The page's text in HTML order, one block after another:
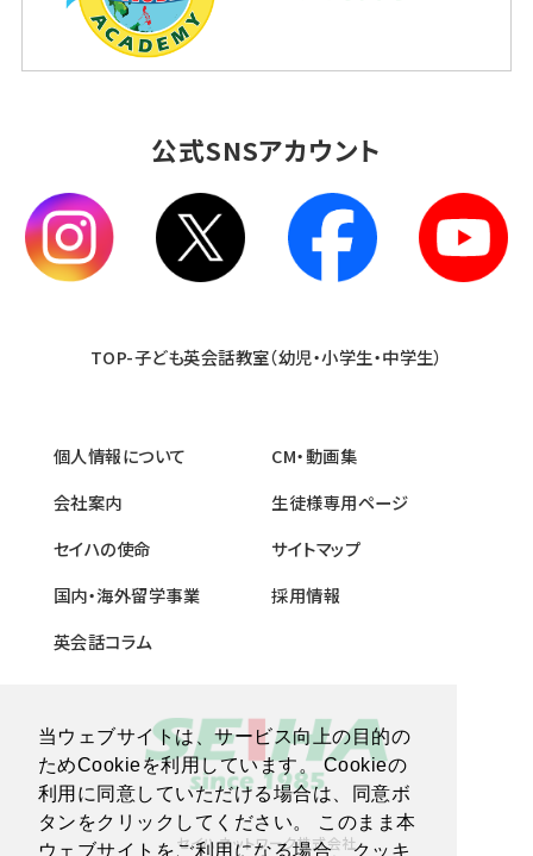
当ウェブサイトは、サービス向上の目的の
ためCookieを利用しています。 Cookieの
利用に同意していただける場合は、同意ボ
タンをクリックしてください。 このまま本
ウェブサイトをご利用になる場合、クッキ
公式SNSアカウント
TOP-子ども英会話教室（幼児・小学生・中学生）
個人情報について
会社案内
セイハの使命
国内・海外留学事業
英会話コラム
CM・動画集
生徒様専用ページ
サイトマップ
採用情報
セイハネットワーク株式会社